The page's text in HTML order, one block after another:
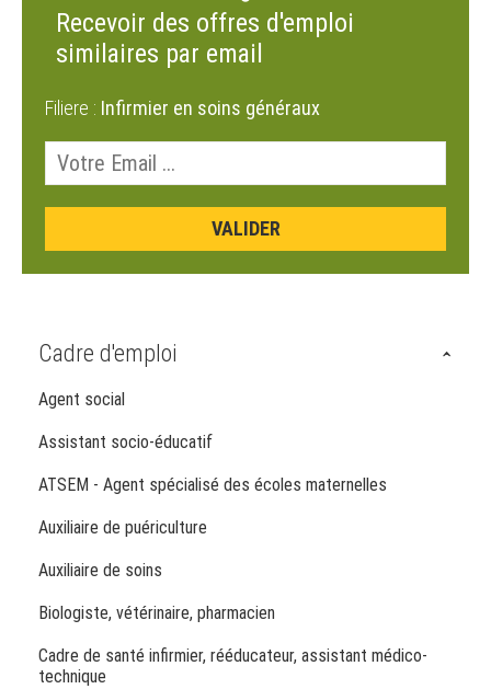
Recevoir des offres d'emploi
similaires par email
Filiere : Infirmier en soins généraux
Cadre d'emploi
Agent social
Assistant socio-éducatif
ATSEM - Agent spécialisé des écoles maternelles
Auxiliaire de puériculture
Auxiliaire de soins
Biologiste, vétérinaire, pharmacien
Cadre de santé infirmier, rééducateur, assistant médico-
technique